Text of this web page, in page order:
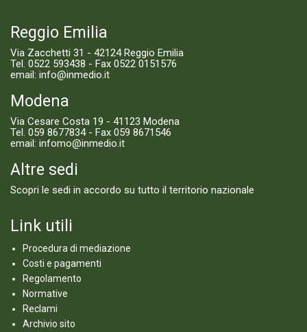
Reggio Emilia
Via Zacchetti 31 - 42124 Reggio Emilia
Tel. 0522 593438 - Fax 0522 0151576
email: info@inmedio.it
Modena
Via Cesare Costa 19 - 41123 Modena
Tel. 059 8677834- Fax 059 8671546
email: infomo@inmedio.it
Altre sedi
Scopri le sedi in accordo su tutto il territorio nazionale
Link utili
Procedura di mediazione
Costi e pagamenti
Regolamento
Normative
Reclami
Archivio sito